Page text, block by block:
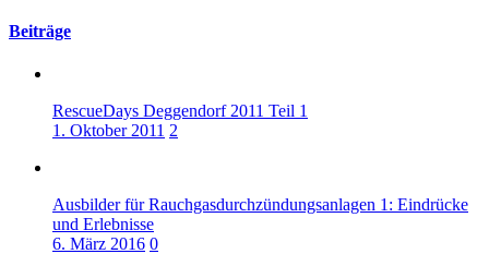
Beiträge
RescueDays Deggendorf 2011 Teil 1
1. Oktober 2011 2
Ausbilder für Rauchgasdurchzündungsanlagen 1: Eindrücke
und Erlebnisse
6. März 2016 0